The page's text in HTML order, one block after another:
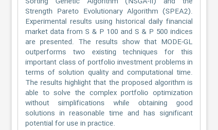
Strength Pareto Evolutionary Algorithm (SPEA2).
Experimental results using historical daily financial
market data from S & P 100 and S & P 500 indices
are presented. The results show that MODE-GL
outperforms two existing techniques for this
important class of portfolio investment problems in
terms of solution quality and computational time.
The results highlight that the proposed algorithm is
able to solve the complex portfolio optimization
without simplifications while obtaining good
solutions in reasonable time and has significant
potential for use in practice.